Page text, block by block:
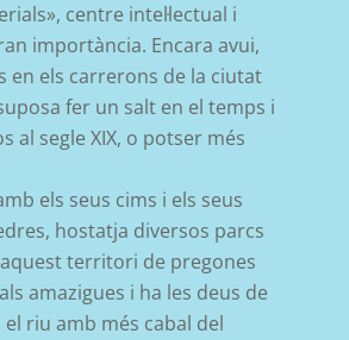
centre intel·lectual i
importància. Encara avui,
en els carrerons de la ciutat
fer un salt en el temps i
al segle XIX, o potser més
els seus cims i els seus
, hostatja diversos parcs
territori de pregones
amazigues i ha les deus de
el riu amb més cabal del